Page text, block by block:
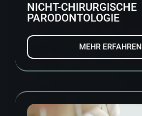
NICHT-CHIRURGISCHE
PARODONTOLOGIE
MEHR ERFAHREN